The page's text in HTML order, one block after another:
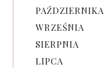
PAŹDZIERNIKA
WRZEŚNIA
SIERPNIA
LIPCA